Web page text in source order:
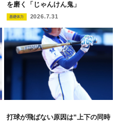
を磨く「じゃんけん鬼」
基礎体力 2026.7.31
打球が飛ばない原因は“上下の同時